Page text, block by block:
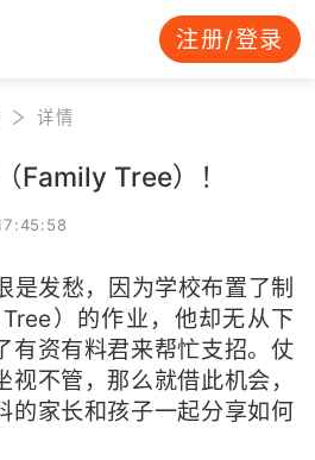
注册/登录
详情
Family Tree）！
是发愁，因为学校布置了制
）的作业，他却无从下
有资有料君来帮忙支招。仗
不管，那么就借此机会，
的家长和孩子一起分享如何